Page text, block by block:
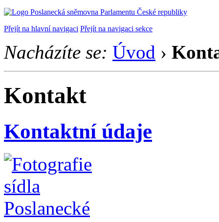
Přejít na hlavní navigaci Přejít na navigaci sekce
Nacházíte se: Úvod ›
Kontakt
Kontaktní údaje